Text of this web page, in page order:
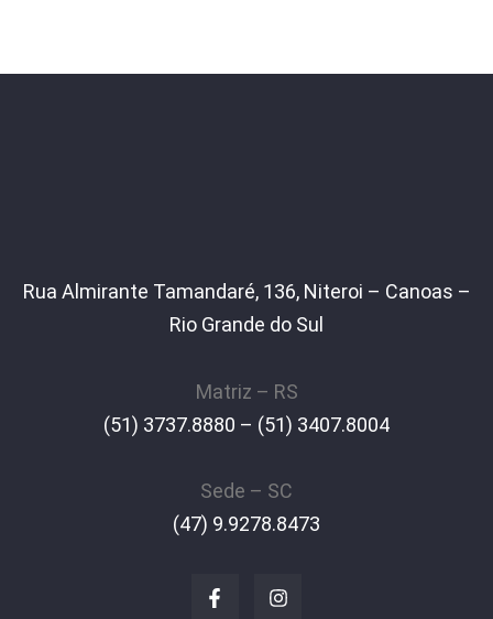
Rua Almirante Tamandaré, 136, Niteroi – Canoas –
Rio Grande do Sul
Matriz – RS
(51) 3737.8880 – (51) 3407.8004
Sede – SC
(47) 9.9278.8473